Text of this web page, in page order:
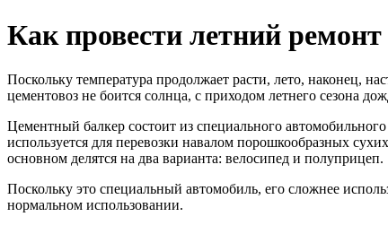
Как провести летний ремонт
Поскольку температура продолжает расти, лето, наконец,
цементовоз не боится солнца, с приходом летнего сезона
Цементный балкер состоит из специального
используется для перевозки навалом порошкообразных
основном делятся на два варианта: велосипед и полуприцеп.
Поскольку это специальный автомобиль, его сложнее
нормальном использовании.